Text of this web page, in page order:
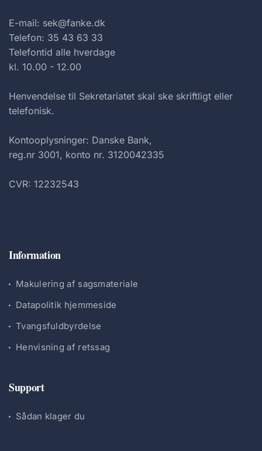
E-mail: sek@fanke.dk
Telefon: 35 43 63 33
Telefontid alle hverdage
kl. 10.00 - 12.00
Henvendelse til Sekretariatet skal ske skriftligt eller
telefonisk.
Kontooplysninger: Danske Bank,
reg.nr 3001, konto nr. 3120042335
CVR: 12232543
Information
Makulering af sagsmateriale
Datapolitik hjemmeside
Tvangsfuldbyrdelse
Henvisning af retssag
Support
Sådan klager du